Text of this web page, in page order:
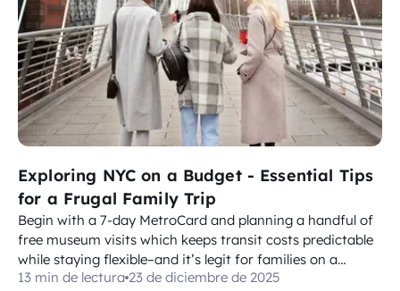
Exploring NYC on a Budget - Essential Tips
for a Frugal Family Trip
Begin with a 7-day MetroCard and planning a handful of
free museum visits which keeps transit costs predictable
while staying flexible–and it’s legit for families on a
budget. Look for passes that bundle transit with a few
13 min de lectura 23 de diciembre de 2025